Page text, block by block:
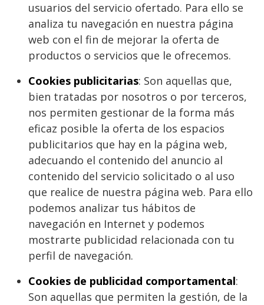
usuarios del servicio ofertado. Para ello se
analiza tu navegación en nuestra página
web con el fin de mejorar la oferta de
productos o servicios que le ofrecemos.
Cookies publicitarias: Son aquellas que,
bien tratadas por nosotros o por terceros,
nos permiten gestionar de la forma más
eficaz posible la oferta de los espacios
publicitarios que hay en la página web,
adecuando el contenido del anuncio al
contenido del servicio solicitado o al uso
que realice de nuestra página web. Para ello
podemos analizar tus hábitos de
navegación en Internet y podemos
mostrarte publicidad relacionada con tu
perfil de navegación.
Cookies de publicidad comportamental:
Son aquellas que permiten la gestión, de la